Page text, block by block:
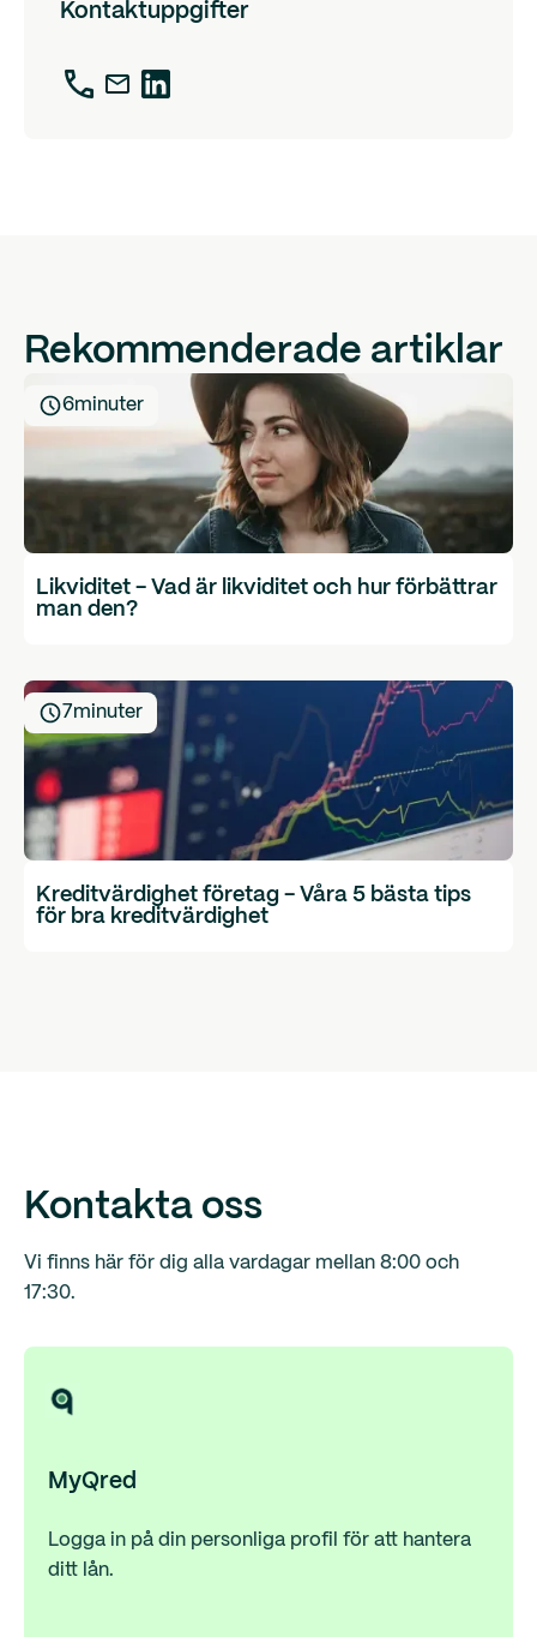
Kontaktuppgifter
Rekommenderade artiklar
6minuter
Likviditet - Vad är likviditet och hur förbättrar
man den?
7minuter
Kreditvärdighet företag - Våra 5 bästa tips
för bra kreditvärdighet
Kontakta oss
Vi finns här för dig alla vardagar mellan 8:00 och
17:30.
MyQred
Logga in på din personliga profil för att hantera
ditt lån.